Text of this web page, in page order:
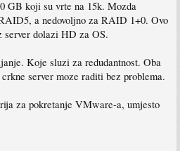
GB koji su vrte na 15k. Mozda
a nedovoljno za RAID 1+0. Ovo
server dolazi HD za OS.
Koje sluzi za redudantnost. Oba
server moze raditi bez problema.
za pokretanje VMware-a, umjesto